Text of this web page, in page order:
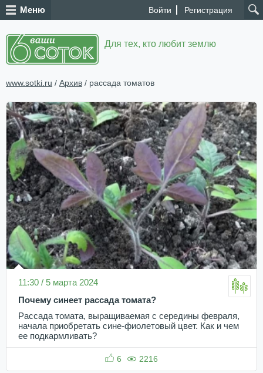
Войти Регистрация
Меню
Для тех, кто любит землю
www.sotki.ru / Архив / рассада томатов
11:30 / 5 марта 2024
Почему синеет рассада томата?
Рассада томата, выращиваемая с середины февраля,
начала приобретать сине-фиолетовый цвет. Как и чем
ее подкармливать?
6 2216